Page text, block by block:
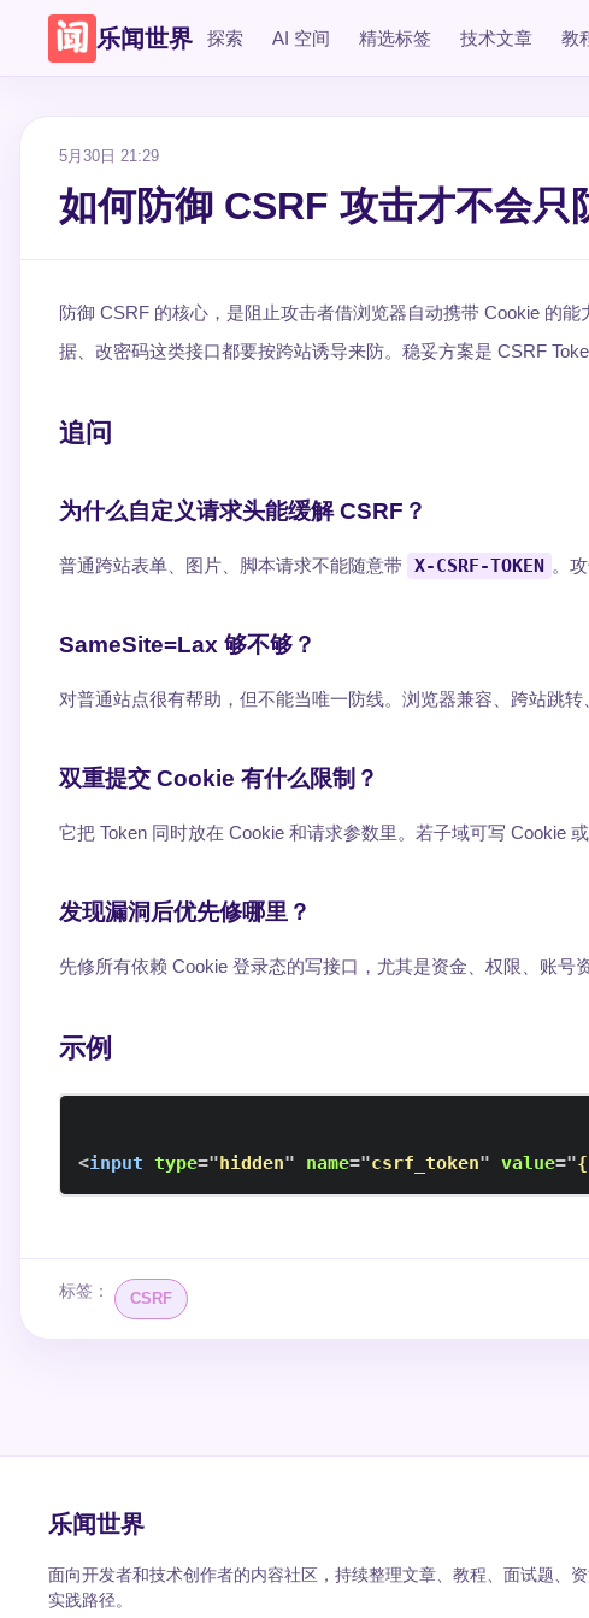
乐闻世界 探索 AI 空间 精选标签 技术文章 教
5月30日 21:29
如何防御 CSRF 攻击才不会只
防御 CSRF 的核心，是阻止攻击者借浏览器自动携带 Cookie 的
据、改密码这类接口都要按跨站诱导来防。稳妥方案是 CSRF
追问
为什么自定义请求头能缓解 CSRF？
普通跨站表单、图片、脚本请求不能随意带 X-CSRF-TOKEN 。
SameSite=Lax 够不够？
对普通站点很有帮助，但不能当唯一防线。浏览器兼容、跨站跳转
双重提交 Cookie 有什么限制？
它把 Token 同时放在 Cookie 和请求参数里。若子域可写 Cookie
发现漏洞后优先修哪里？
先修所有依赖 Cookie 登录态的写接口，尤其是资金、权限、账号
示例
<input type="hidden" name="csrf_token" value="
标签： CSRF
乐闻世界
面向开发者和技术创作者的内容社区，持续整理文章、教程、面试题、
实践路径。